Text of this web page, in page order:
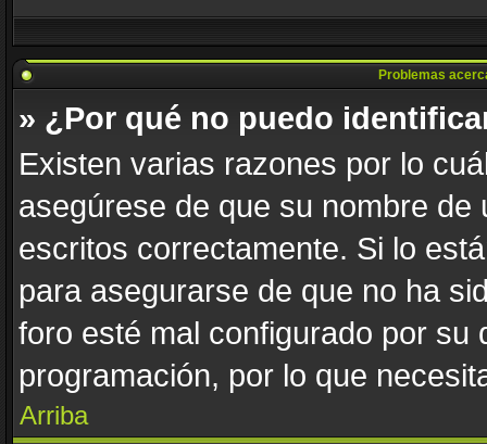
Problemas
» ¿Por qué no puedo
Existen varias razones por lo
asegúrese de que su nombre
escritos correctamente. Si lo
para asegurarse de que no ha
foro esté mal configurado por su
programación, por lo que
Arriba